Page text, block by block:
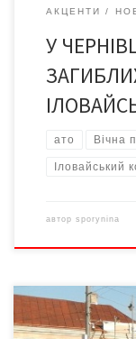
АКЦЕНТИ
У
ато Вічна
Іловайський
автор sporynina